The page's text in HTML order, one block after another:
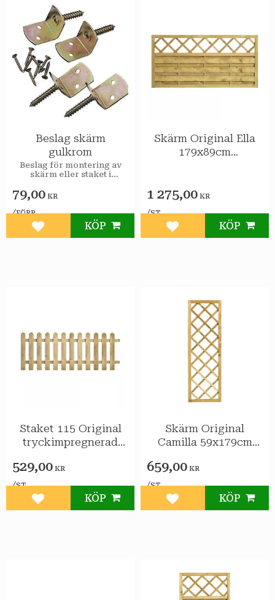
Beslag skärm
gulkrom
Beslag för montering av
skärm eller staket i
användning av dessa bör
man förborra först för
lättare montering.
79,00 KR
/FÖRP
Lägg till i favoriter
KÖP
Skärm Original Ella
179x89cm
1 275,00 KR
/ST
Lägg till i favoriter
KÖP
Staket 115 Original
tryckimpregnerad
529,00 KR
/ST
Lägg till i favoriter
KÖP
Skärm Original
Camilla 59x179cm
659,00 KR
/ST
Lägg till i favoriter
KÖP